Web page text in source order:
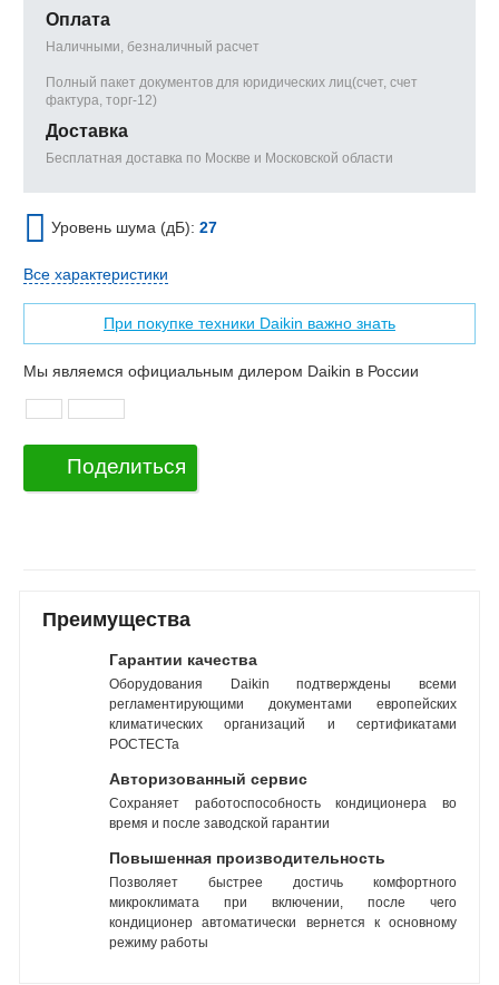
Оплата
Наличными, безналичный расчет
Полный пакет документов для юридических лиц(счет, счет
фактура, торг-12)
Доставка
Бесплатная доставка по Москве и Московской области
Уровень шума (дБ): 27
Все характеристики
При покупке техники Daikin важно знать
Мы являемся официальным дилером Daikin в России
Поделиться
Преимущества
Гарантии качества
Оборудования Daikin подтверждены всеми
регламентирующими документами европейских
климатических организаций и сертификатами
РОСТЕСТа
Авторизованный сервис
Сохраняет работоспособность кондиционера во
время и после заводской гарантии
Повышенная производительность
Позволяет быстрее достичь комфортного
микроклимата при включении, после чего
кондиционер автоматически вернется к основному
режиму работы